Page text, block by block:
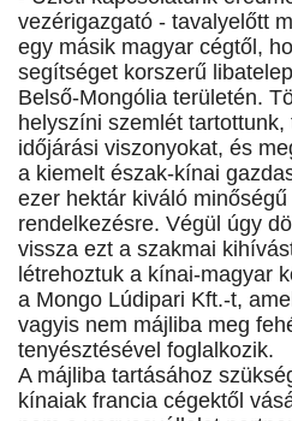
vezérigazgató - tavalyelőtt
egy másik magyar cégtől,
segítséget korszerű
Belső-Mongólia területén.
helyszíni szemlét
időjárási viszonyokat, és
a kiemelt észak-kínai
ezer hektár kiváló minőségű
rendelkezésre. Végül úgy
vissza ezt a szakmai
létrehoztuk a kínai-magyar
a Mongo Lúdipari Kft.-t,
vagyis nem májliba meg
tenyésztésével foglalkozik.
A májliba tartásához
kínaiak francia cégektől